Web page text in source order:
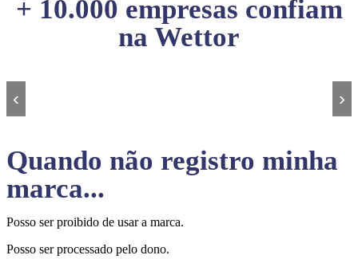
+ 10.000 empresas confiam
na Wettor
‹ ›
Quando não registro minha
marca...
Posso ser proibido de usar a marca.
Posso ser processado pelo dono.